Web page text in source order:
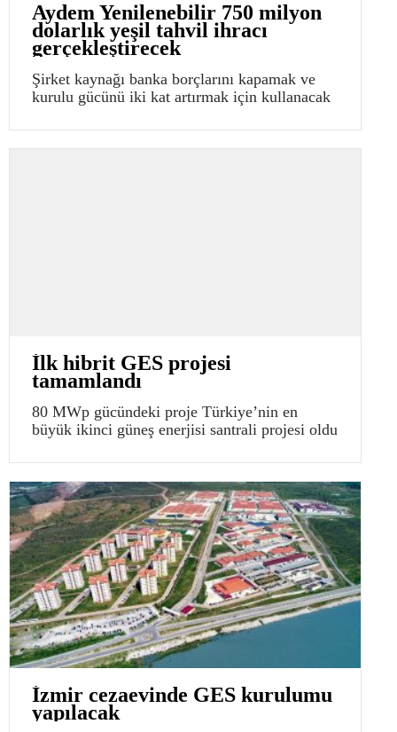
Aydem Yenilenebilir 750 milyon
dolarlık yeşil tahvil ihracı
gerçekleştirecek
Şirket kaynağı banka borçlarını kapamak ve
kurulu gücünü iki kat artırmak için kullanacak
İlk hibrit GES projesi
tamamlandı
80 MWp gücündeki proje Türkiye’nin en
büyük ikinci güneş enerjisi santrali projesi oldu
İzmir cezaevinde GES kurulumu
yapılacak